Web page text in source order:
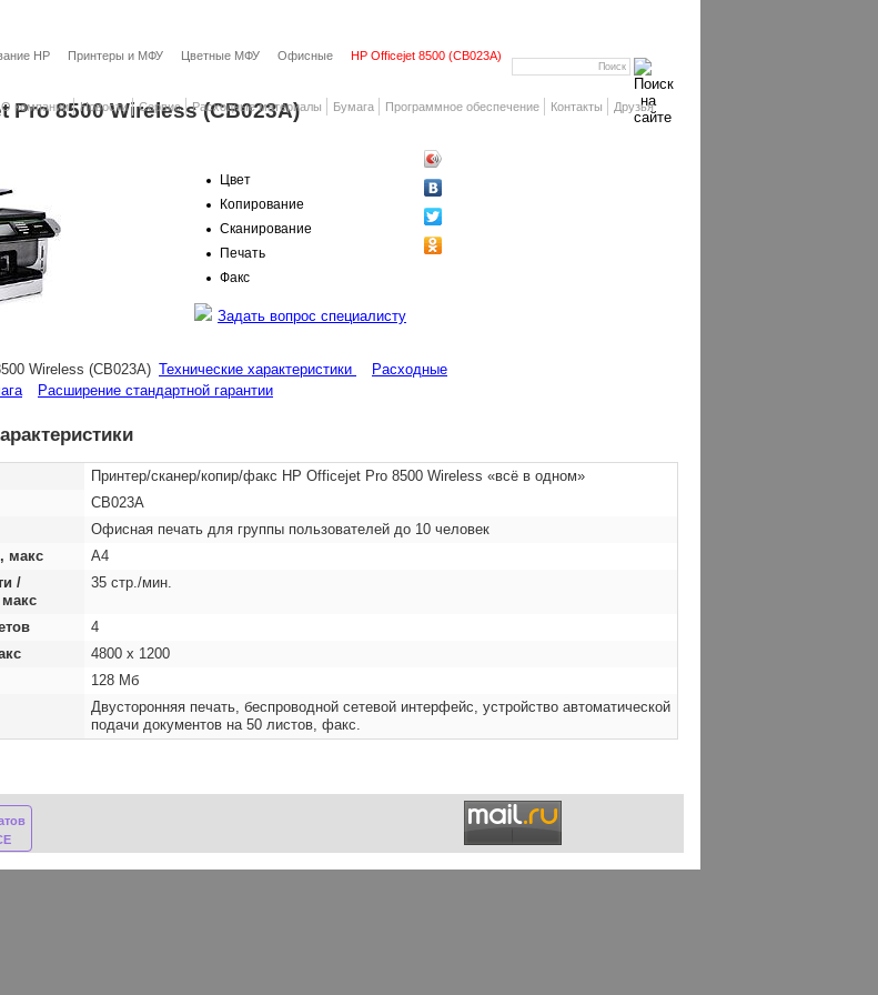
О компании Новости Сервис Расходные материалы Бумага Программное обеспечение Контакты Друзья
HP Принтеры и МФУ Цветные МФУ Офисные HP Officejet 8500 (CB023A)
Pro 8500 Wireless (CB023A)
Цвет
Копирование
Сканирование
Печать
Факс
Задать вопрос специалисту
Wireless (CB023A) Технические характеристики
Расходные
Расширение стандартной гарантии
Принтер/сканер/копир/факс HP Officejet Pro 8500 Wireless «всё в одном»
CB023A
Офисная печать для группы пользователей до 10 человек
макс
А4
/
35 стр./мин.
4
4800 x 1200
128 Мб
Двусторонняя печать, беспроводной сетевой интерфейс, устройство автоматической
подачи документов на 50 листов, факс.